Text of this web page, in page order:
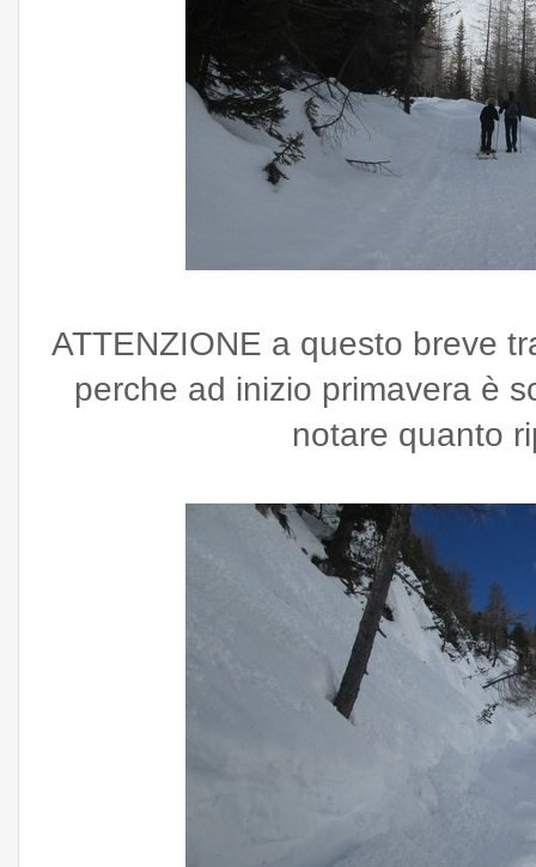
ATTENZIONE a questo breve
perche ad inizio primavera è
notare quanto